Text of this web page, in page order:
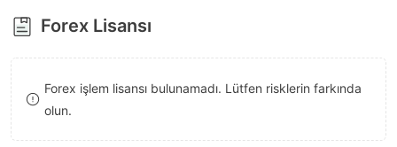
6
7
8
9
Forex Lisansı
Forex işlem lisansı bulunamadı. Lütfen risklerin farkında
olun.